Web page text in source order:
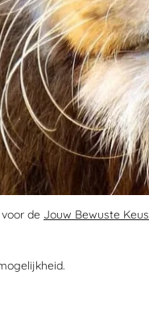
de Jouw Bewuste Keus